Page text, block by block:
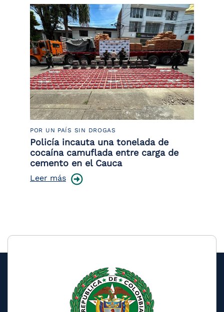
POR UN PAÍS SIN DROGAS
Policía incauta una tonelada de
cocaína camuflada entre carga de
cemento en el Cauca
Leer más